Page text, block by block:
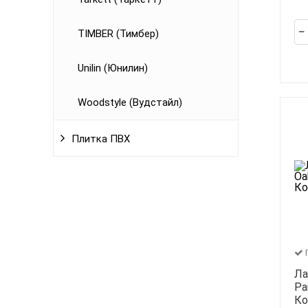
TIMBER (Тимбер)
Unilin (Юнилин)
Woodstyle (Вудстайл)
Плитка ПВХ